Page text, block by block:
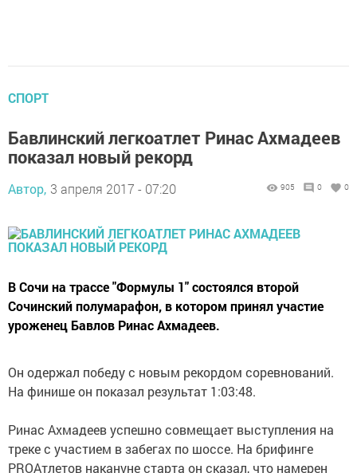
СПОРТ
Бавлинский легкоатлет Ринас Ахмадеев
показал новый рекорд
Автор, 3 апреля 2017 - 07:20 905 0 0
В Сочи на трассе "Формулы 1" состоялся второй
Сочинский полумарафон, в котором принял участие
уроженец Бавлов Ринас Ахмадеев.
Он одержал победу с новым рекордом соревнований.
На финише он показал результат 1:03:48.
Ринас Ахмадеев успешно совмещает выступления на
треке с участием в забегах по шоссе. На брифинге
PROАтлетов накануне старта он сказал, что намерен